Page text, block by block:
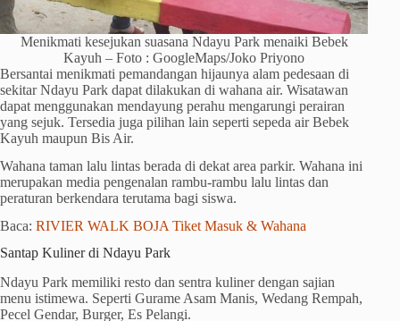
Menikmati kesejukan suasana Ndayu Park menaiki Bebek
Kayuh – Foto : GoogleMaps/Joko Priyono
Bersantai menikmati pemandangan hijaunya alam pedesaan di
sekitar Ndayu Park dapat dilakukan di wahana air. Wisatawan
dapat menggunakan mendayung perahu mengarungi perairan
yang sejuk. Tersedia juga pilihan lain seperti sepeda air Bebek
Kayuh maupun Bis Air.
Wahana taman lalu lintas berada di dekat area parkir. Wahana ini
merupakan media pengenalan rambu-rambu lalu lintas dan
peraturan berkendara terutama bagi siswa.
Baca: RIVIER WALK BOJA Tiket Masuk & Wahana
Santap Kuliner di Ndayu Park
Ndayu Park memiliki resto dan sentra kuliner dengan sajian
menu istimewa. Seperti Gurame Asam Manis, Wedang Rempah,
Pecel Gendar, Burger, Es Pelangi.